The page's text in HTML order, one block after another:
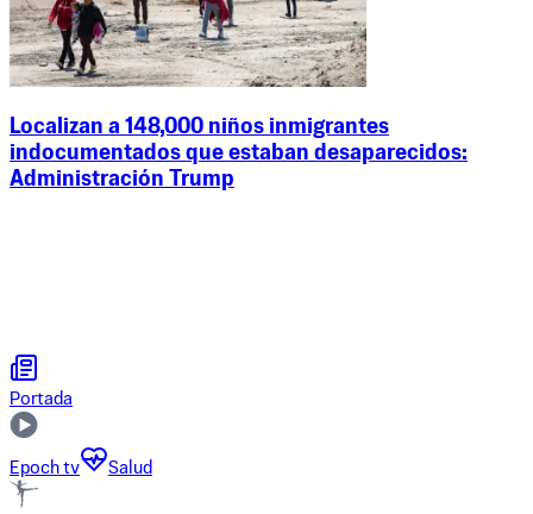
Localizan a 148,000 niños inmigrantes
indocumentados que estaban desaparecidos:
Administración Trump
Portada
Epoch tv Salud